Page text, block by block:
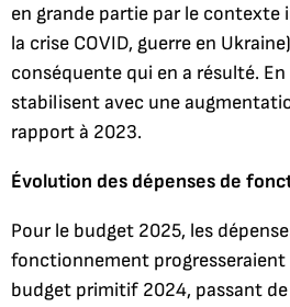
en grande partie par le
la crise COVID, guerre en
conséquente qui en a résulté.
stabilisent avec une
rapport à 2023.
Évolution des dépenses de
Pour le budget 2025, les
fonctionnement progresseraient
budget primitif 2024, passant